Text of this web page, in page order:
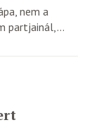
nem a
partjainál,...